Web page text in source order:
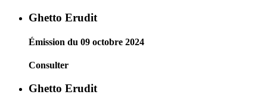
Ghetto Erudit
Émission du 09 octobre 2024
Consulter
Ghetto Erudit